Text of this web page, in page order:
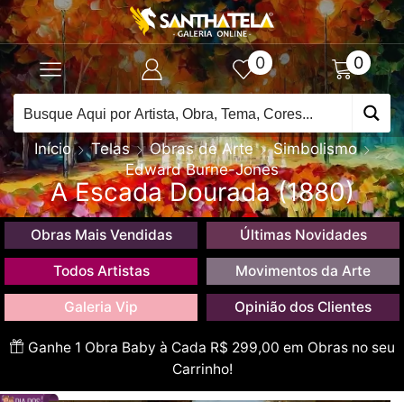
0 0
Início Telas Obras de Arte
Simbolismo
Edward Burne-Jones
A Escada Dourada (1880)
Obras Mais Vendidas Últimas Novidades
Todos Artistas Movimentos da Arte
Galeria Vip Opinião dos Clientes
Ganhe 1 Obra Baby à Cada R$ 299,00 em Obras no seu
Carrinho!